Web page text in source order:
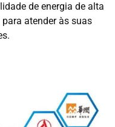
de energia de alta
atender às suas